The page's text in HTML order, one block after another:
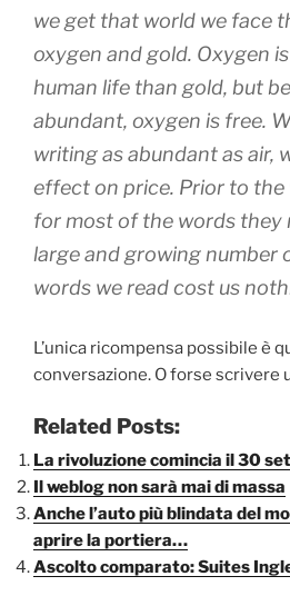
we get that world we face
oxygen and gold. Oxygen
human life than gold, but
abundant, oxygen is free.
writing as abundant as air,
effect on price. Prior to the
for most of the words they
large and growing number
words we read cost us
L’unica ricompensa possibile è
conversazione. O forse scrivere
Related Posts:
La rivoluzione comincia il 30
Il weblog non sarà mai di massa
Anche l’auto più blindata del
aprire la portiera…
Ascolto comparato: Suites